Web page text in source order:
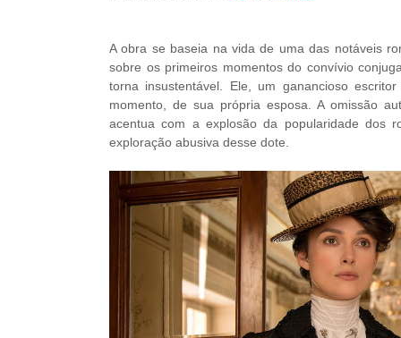
A obra se baseia na vida de uma das notáveis
sobre os primeiros momentos do convívio
torna insustentável. Ele, um ganancioso
momento, de sua própria esposa. A omissão
acentua com a explosão da popularidade dos
exploração abusiva desse dote.